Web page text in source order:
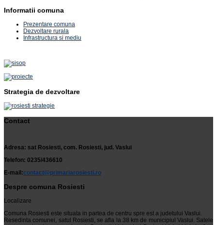
Informatii comuna
Prezentare comuna
Dezvoltare rurala
Infrastructura si mediu
Strategia de dezvoltare
Contact
Adresa: sat Rosiesti, com. Rosiesti, jud. Vaslui
Telefon: 0235/436610
E-mail:contact@primariarosiesti.ro
Despre comuna Rosiesti
Localizare
Comuna Rosiesti este situata in partea de centru spre est a judetului Vaslui.
Resedinta comunei, satul Rosiesti, se afla la 38 km de municipiul Vaslui. Satele